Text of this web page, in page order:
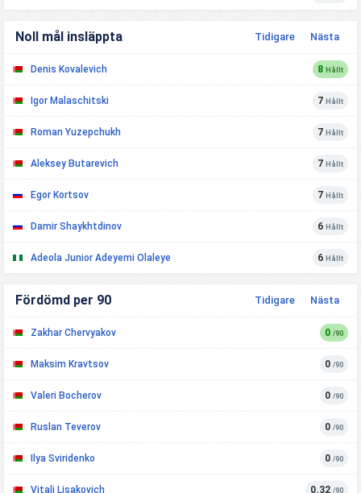
Noll mål insläppta Tidigare Nästa
Denis Kovalevich 8 Hållt
Igor Malaschitski 7 Hållt
Roman Yuzepchukh 7 Hållt
Aleksey Butarevich 7 Hållt
Egor Kortsov 7 Hållt
Damir Shaykhtdinov 6 Hållt
Adeola Junior Adeyemi Olaleye 6 Hållt
Fördömd per 90 Tidigare Nästa
Zakhar Chervyakov 0 /90
Maksim Kravtsov 0 /90
Valeri Bocherov 0 /90
Ruslan Teverov 0 /90
Ilya Sviridenko 0 /90
Vitali Lisakovich 0.32 /90